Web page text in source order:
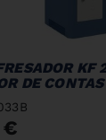
KF
DE
€